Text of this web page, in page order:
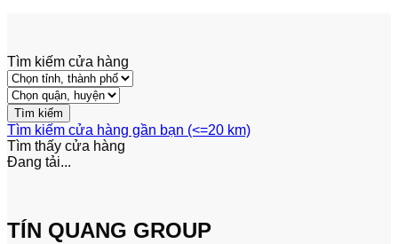
Tìm kiếm cửa hàng
Tìm kiếm cửa hàng gần bạn (<=20 km)
Tìm thấy cửa hàng
Đang tải...
TÍN QUANG GROUP